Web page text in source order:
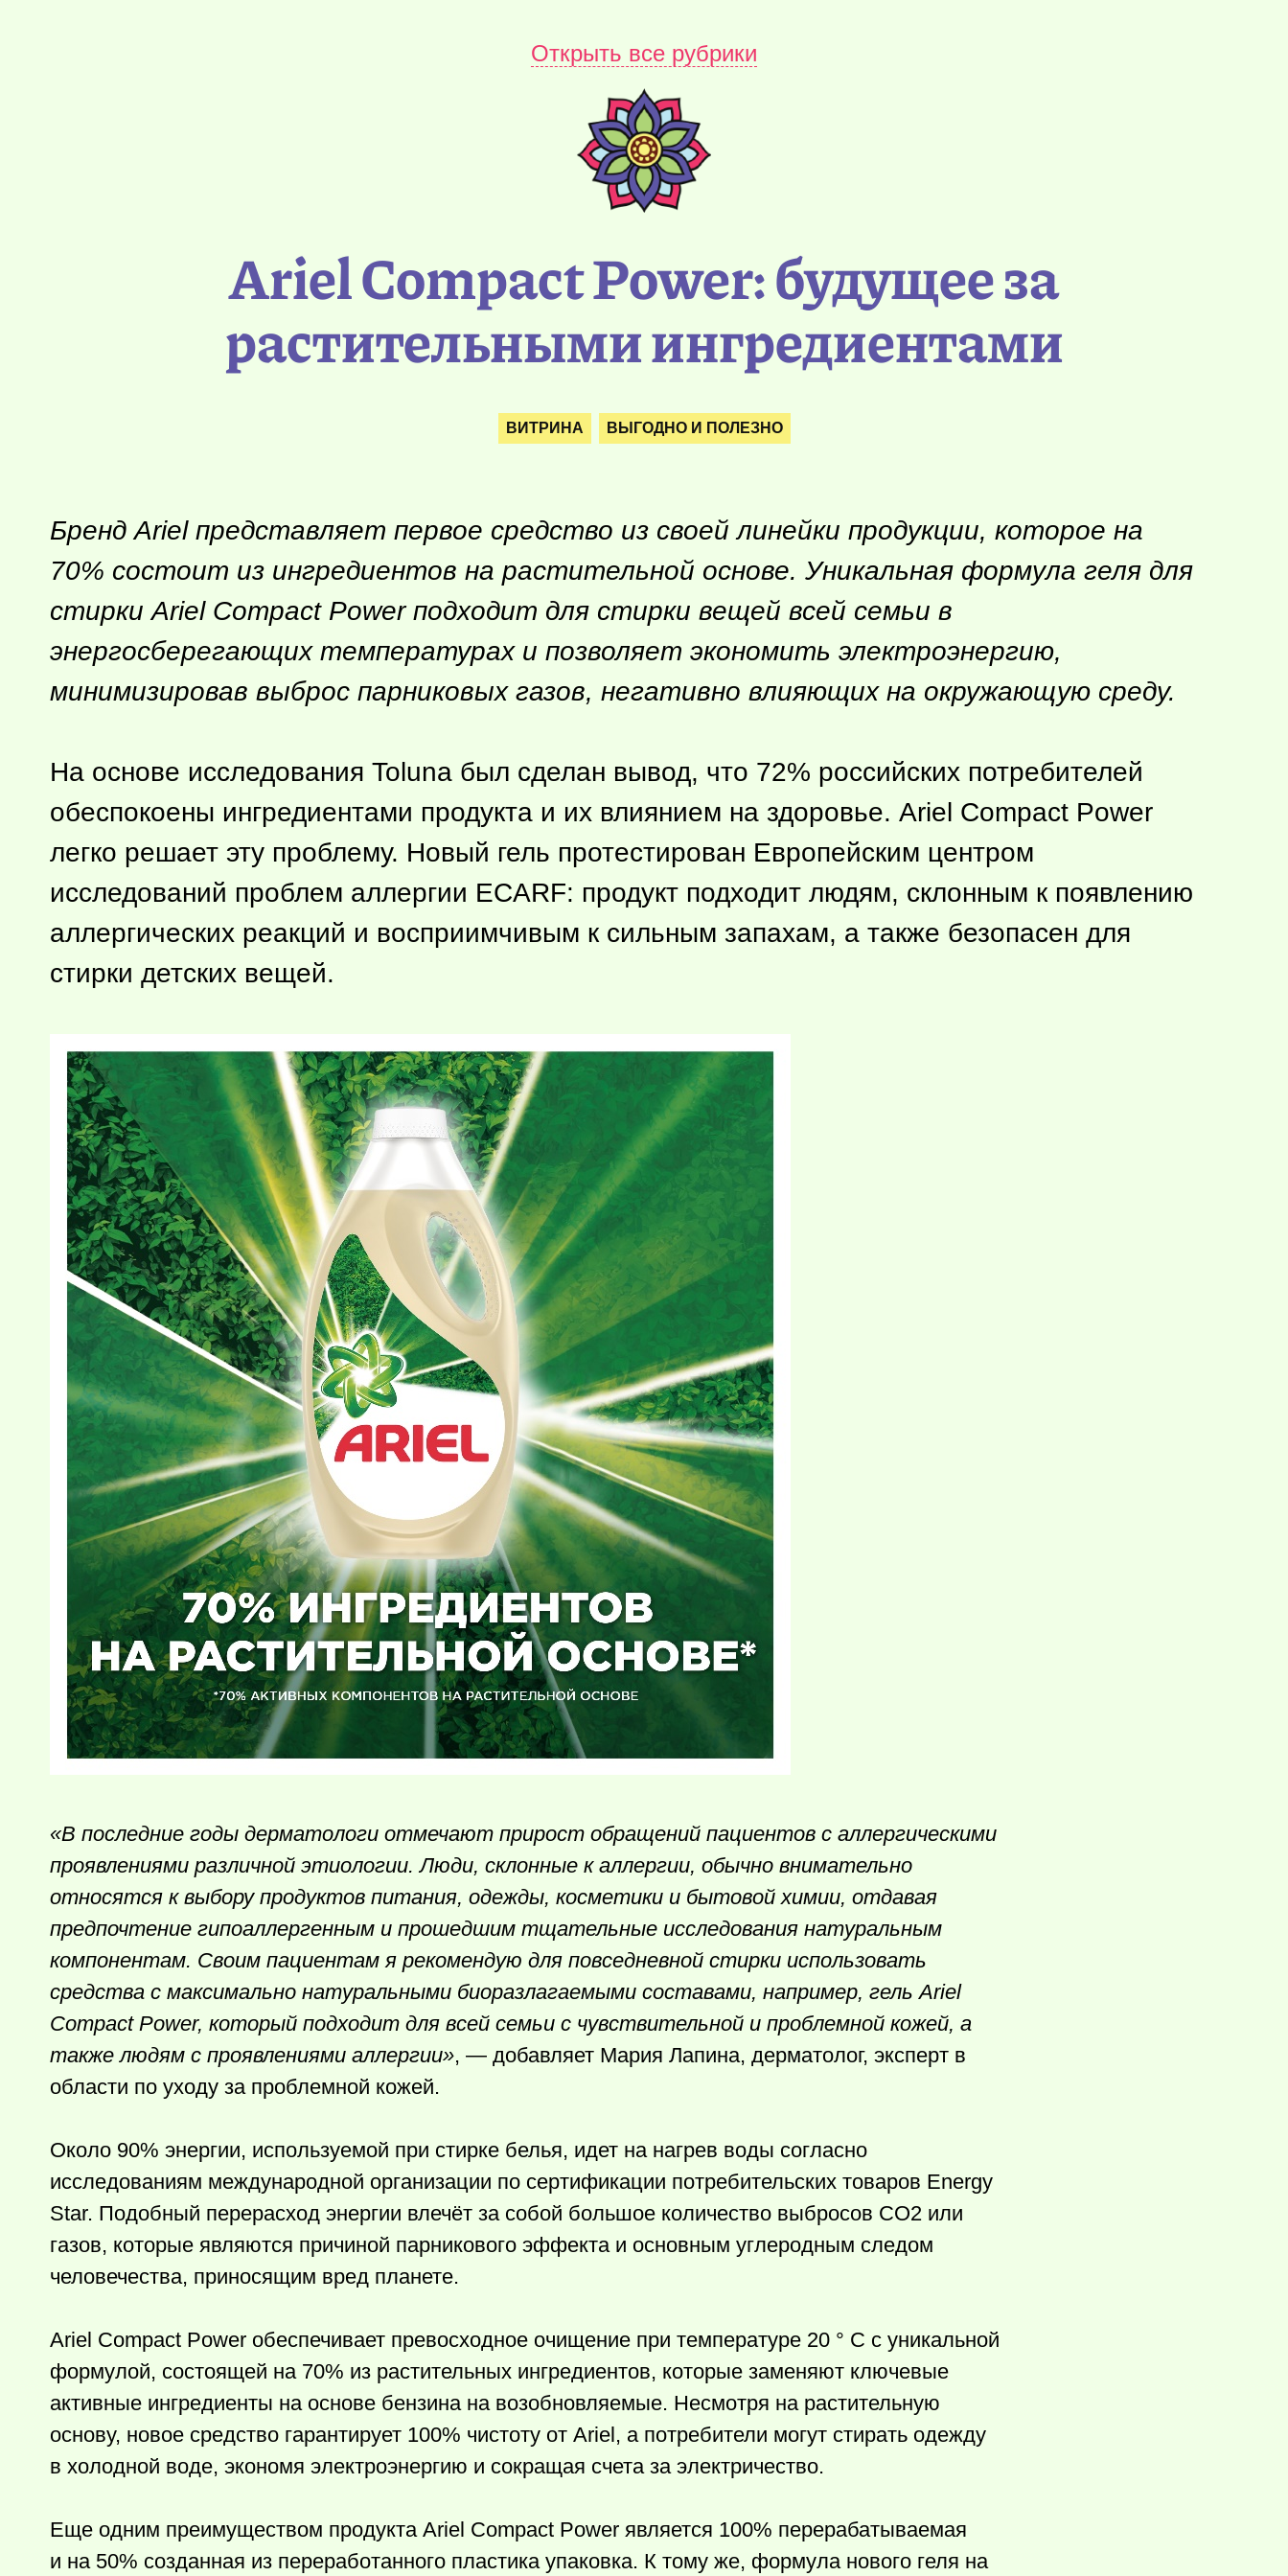
Открыть все рубрики
Ariel Compact Power: будущее за
растительными ингредиентами
ВИТРИНА ВЫГОДНО И ПОЛЕЗНО
Бренд Ariel представляет первое средство из своей линейки продукции, которое на
70% состоит из ингредиентов на растительной основе. Уникальная формула геля для
стирки Ariel Compact Power подходит для стирки вещей всей семьи в
энергосберегающих температурах и позволяет экономить электроэнергию,
минимизировав выброс парниковых газов, негативно влияющих на окружающую среду.
На основе исследования Toluna был сделан вывод, что 72% российских потребителей
обеспокоены ингредиентами продукта и их влиянием на здоровье. Ariel Compact Power
легко решает эту проблему. Новый гель протестирован Европейским центром
исследований проблем аллергии ECARF: продукт подходит людям, склонным к появлению
аллергических реакций и восприимчивым к сильным запахам, а также безопасен для
стирки детских вещей.
«В последние годы дерматологи отмечают прирост обращений пациентов с аллергическими
проявлениями различной этиологии. Люди, склонные к аллергии, обычно внимательно
относятся к выбору продуктов питания, одежды, косметики и бытовой химии, отдавая
предпочтение гипоаллергенным и прошедшим тщательные исследования натуральным
компонентам. Своим пациентам я рекомендую для повседневной стирки использовать
средства с максимально натуральными биоразлагаемыми составами, например, гель Ariel
Compact Power, который подходит для всей семьи с чувствительной и проблемной кожей, а
также людям с проявлениями аллергии», — добавляет Мария Лапина, дерматолог, эксперт в
области по уходу за проблемной кожей.
Около 90% энергии, используемой при стирке белья, идет на нагрев воды согласно
исследованиям международной организации по сертификации потребительских товаров Energy
Star. Подобный перерасход энергии влечёт за собой большое количество выбросов CO2 или
газов, которые являются причиной парникового эффекта и основным углеродным следом
человечества, приносящим вред планете.
Ariel Compact Power обеспечивает превосходное очищение при температуре 20 ° C с уникальной
формулой, состоящей на 70% из растительных ингредиентов, которые заменяют ключевые
активные ингредиенты на основе бензина на возобновляемые. Несмотря на растительную
основу, новое средство гарантирует 100% чистоту от Ariel, а потребители могут стирать одежду
в холодной воде, экономя электроэнергию и сокращая счета за электричество.
Еще одним преимуществом продукта Ariel Compact Power является 100% перерабатываемая
и на 50% созданная из переработанного пластика упаковка. К тому же, формула нового геля на